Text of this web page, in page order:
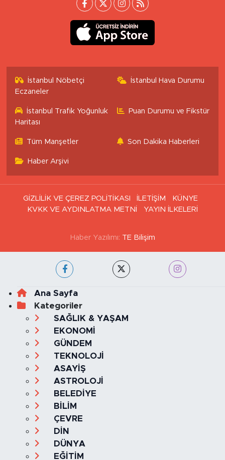
İstanbul Nöbetçi
Eczaneler
İstanbul Hava Durumu
İstanbul Trafik Yoğunluk
Haritası
Puan Durumu ve Fikstür
Tüm Manşetler Son Dakika Haberleri
Haber Arşivi
GİZLİLİK VE ÇEREZ POLİTİKASI İLETİŞİM
KÜNYE
KVKK VE AYDINLATMA METNİ
YAYIN İLKELERİ
Haber Yazılımı: TE Bilişim
Ana Sayfa
Kategoriler
SAĞLIK & YAŞAM
EKONOMİ
GÜNDEM
TEKNOLOJİ
ASAYİŞ
ASTROLOJİ
BELEDİYE
BİLİM
ÇEVRE
DİN
DÜNYA
EĞİTİM